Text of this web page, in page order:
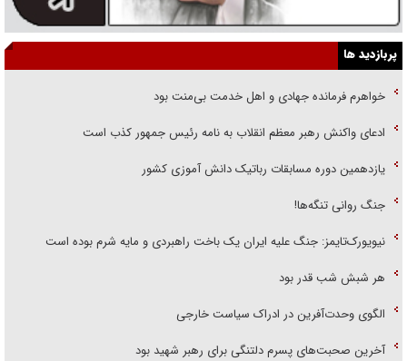
پربازدید ها
خواهرم فرمانده جهادی و اهل خدمت بی‌منت بود
ادعای واکنش رهبر معظم انقلاب به نامه رئیس جمهور کذب است
یازدهمین دوره مسابقات رباتیک دانش آموزی کشور
جنگ روانی تنگه‌ها!
نیویورک‌تایمز: جنگ علیه ایران یک باخت راهبردی و مایه شرم بوده است
هر شبش شب قدر بود
الگوی وحدت‌آفرین در ادراک سیاست خارجی
آخرین صحبت‌های پسرم دلتنگی برای رهبر شهید بود